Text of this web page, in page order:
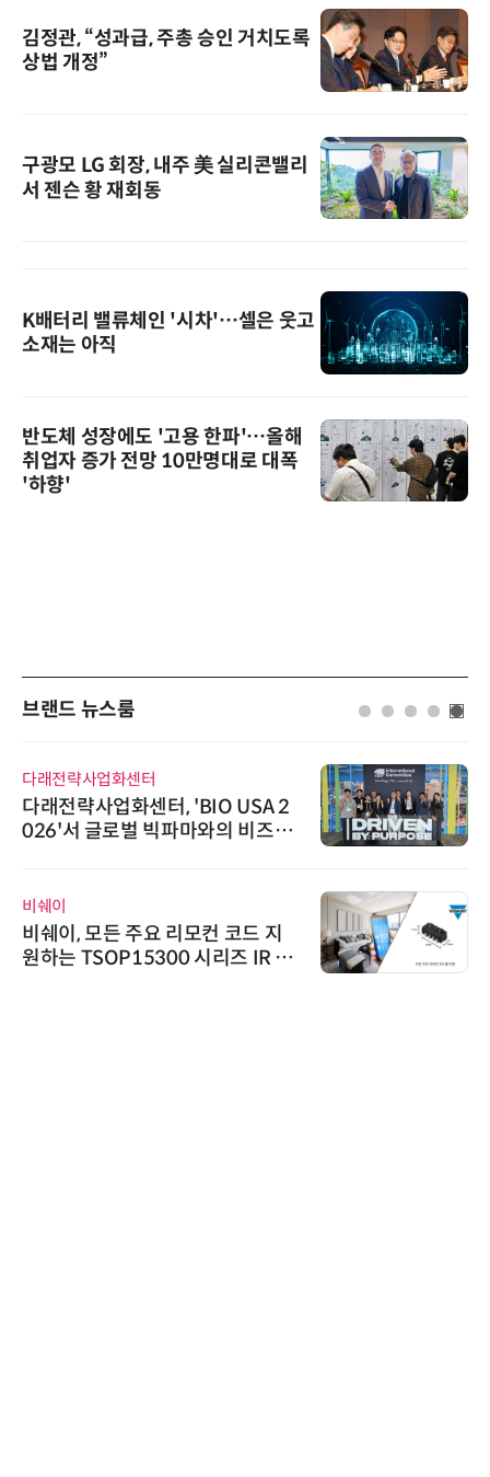
김정관, “성과급, 주총 승인 거치도록
상법 개정”
구광모 LG 회장, 내주 美 실리콘밸리
서 젠슨 황 재회동
K배터리 밸류체인 '시차'…셀은 웃고
소재는 아직
반도체 성장에도 '고용 한파'…올해
취업자 증가 전망 10만명대로 대폭
'하향'
브랜드 뉴스룸
다래전략사업화센터
다래전략사업화센터, 'BIO USA 2
026'서 글로벌 빅파마와의 비즈니
비쉐이
비쉐이, 모든 주요 리모컨 코드 지
원하는 TSOP15300 시리즈 IR 수